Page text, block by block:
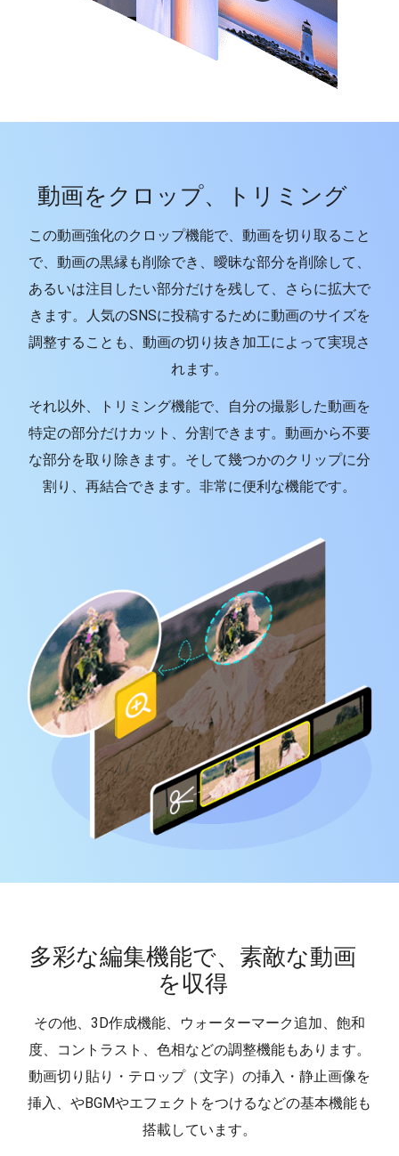
動画をクロップ、トリミング
この動画強化のクロップ機能で、動画を切り取ること
で、動画の黒縁も削除でき、曖昧な部分を削除して、
あるいは注目したい部分だけを残して、さらに拡大で
きます。人気のSNSに投稿するために動画のサイズを
調整することも、動画の切り抜き加工によって実現さ
れます。
それ以外、トリミング機能で、自分の撮影した動画を
特定の部分だけカット、分割できます。動画から不要
な部分を取り除きます。そして幾つかのクリップに分
割り、再結合できます。非常に便利な機能です。
多彩な編集機能で、素敵な動画
を収得
その他、3D作成機能、ウォーターマーク追加、飽和
度、コントラスト、色相などの調整機能もあります。
動画切り貼り・テロップ（文字）の挿入・静止画像を
挿入、やBGMやエフェクトをつけるなどの基本機能も
搭載しています。